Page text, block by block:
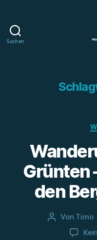
Suchen
Grünten
den
Beitragsautor
Von Timo